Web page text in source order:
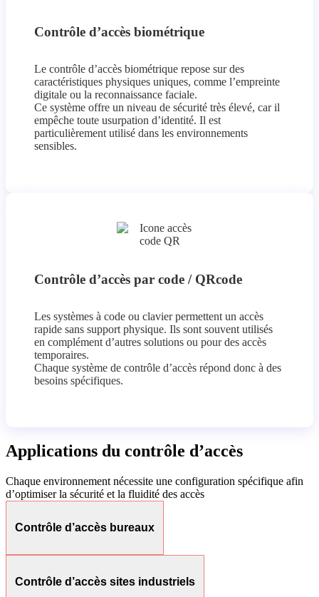
Contrôle d’accès biométrique
Le contrôle d’accès biométrique repose sur des
caractéristiques physiques uniques, comme l’empreinte
digitale ou la reconnaissance faciale.
Ce système offre un niveau de sécurité très élevé, car il
empêche toute usurpation d’identité. Il est
particulièrement utilisé dans les environnements
sensibles.
Contrôle d’accès par code / QRcode
Les systèmes à code ou clavier permettent un accès
rapide sans support physique. Ils sont souvent utilisés
en complément d’autres solutions ou pour des accès
temporaires.
Chaque système de contrôle d’accès répond donc à des
besoins spécifiques.
Applications du contrôle d’accès
Chaque environnement nécessite une configuration spécifique afin
d’optimiser la sécurité et la fluidité des accès
Contrôle d’accès bureaux
Contrôle d’accès sites industriels